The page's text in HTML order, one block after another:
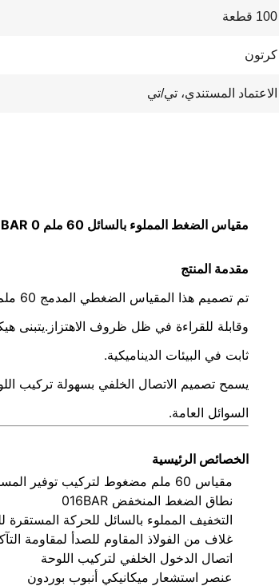
100 قطعة
كرتون
الاعتماد المستندي، تي/تي
مقياس الضغط المملوء بالسائل 60 ملم 0 16BAR مقياس ضغط للاتصال الخلفي من الفولاذ المقاوم للصدأ
مقدمة المنتج
تم
وقابلة للقراءة في ظل ظروف الاهتزاز.يتبنى
ثابت في البيئات الديناميكية.
يسمح تصميم الاتصال الخلفي بسهولة تركيب
السوائل العامة.
الخصائص الرئيسية
مقياس 60 ملم مضغوط لتركيب توفير المساحة
نطاق الضغط المنخفض 016BAR
التخفيف المملوء بالسائل للحركة المستقرة
غلاف من الفولاذ المقاوم للصدأ لمقاومة
اتصال الدخول الخلفي لتركيب اللوحة
عنصر استشعار ميكانيكي أنبوب بوردون